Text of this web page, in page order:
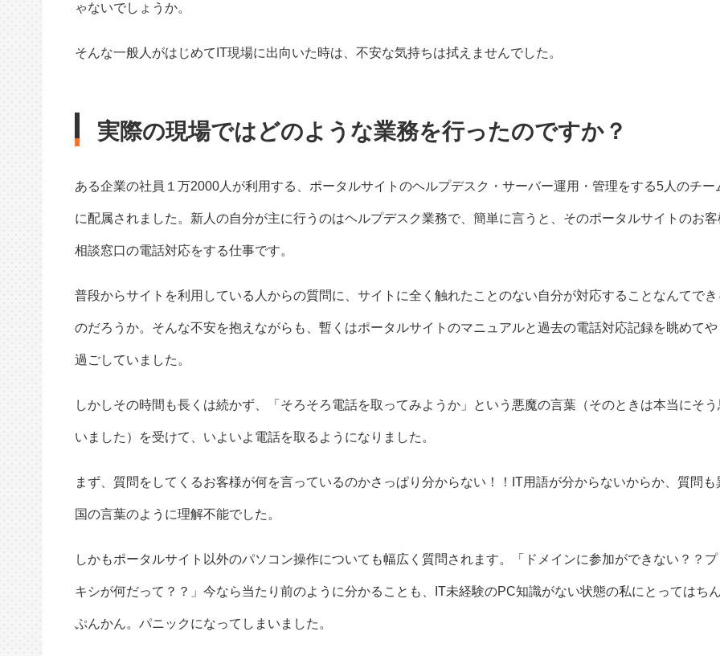
ゃないでしょうか。
そんな一般人がはじめてIT現場に出向いた時は、不安な気持ちは拭えませんでした。
実際の現場ではどのような業務を行ったのですか？
ある企業の社員１万2000人が利用する、ポータルサイトのヘルプデスク・サーバー運用・管理をする5人のチー
に配属されました。新人の自分が主に行うのはヘルプデスク業務で、簡単に言うと、そのポータルサイトのお客
相談窓口の電話対応をする仕事です。
普段からサイトを利用している人からの質問に、サイトに全く触れたことのない自分が対応することなんてでき
のだろうか。そんな不安を抱えながらも、暫くはポータルサイトのマニュアルと過去の電話対応記録を眺めてや
過ごしていました。
しかしその時間も長くは続かず、「そろそろ電話を取ってみようか」という悪魔の言葉（そのときは本当にそう
いました）を受けて、いよいよ電話を取るようになりました。
まず、質問をしてくるお客様が何を言っているのかさっぱり分からない！！IT用語が分からないからか、質問も
国の言葉のように理解不能でした。
しかもポータルサイト以外のパソコン操作についても幅広く質問されます。「ドメインに参加ができない？？プ
キシが何だって？？」今なら当たり前のように分かることも、IT未経験のPC知識がない状態の私にとってはち
ぷんかん。パニックになってしまいました。